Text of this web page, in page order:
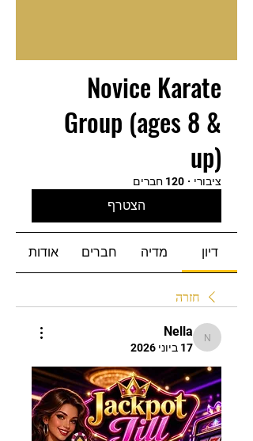
Novice Karate
Group (ages 8 &
up)
ציבורי · 120 חברים
הצטרף
דיון מדיה חברים אודות
חזרה
Nella
Nella
17 ביוני 2026